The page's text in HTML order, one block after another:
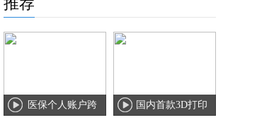
医保个人账户跨
国内首款3D打印